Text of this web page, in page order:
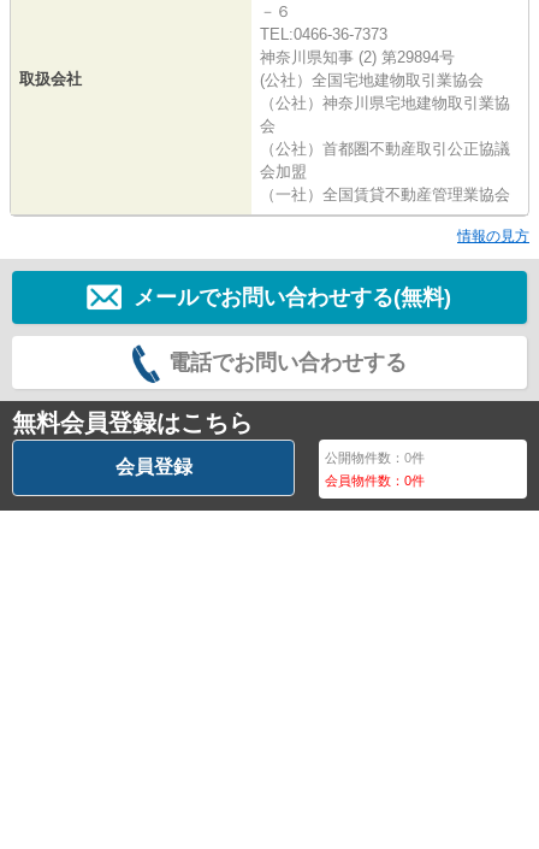
取扱会社
－６
TEL:0466-36-7373
神奈川県知事 (2) 第29894号
(公社）全国宅地建物取引業協会
（公社）神奈川県宅地建物取引業協
会
（公社）首都圏不動産取引公正協議
会加盟
（一社）全国賃貸不動産管理業協会
情報の見方
メールでお問い合わせする(無料)
電話でお問い合わせする
無料会員登録はこちら
会員登録 公開物件数：0件
会員物件数：0件